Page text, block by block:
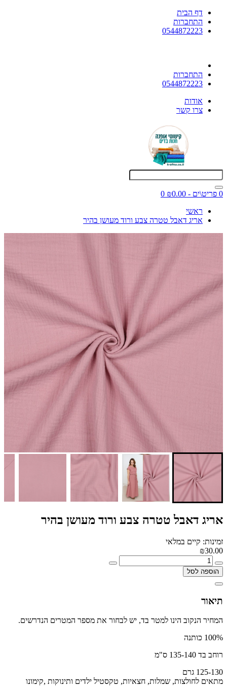
דף הבית
התחברות
0544872223
התחברות
0544872223
אודות
צרו קשר
0 פריט\ים - ₪0.00
0
ראשי
אריג דאבל טטרה צבע ורוד מעושן בהיר
אריג דאבל טטרה צבע ורוד מעושן בהיר
זמינות: קיים במלאי
₪30.00
הוספה לסל
תיאור
המחיר הנקוב הינו למטר בד, יש לבחור את מספר המטרים הנדרשים.
100% כותנה
רוחב בד 135-140 ס"מ
125-130 גרם
מתאים לחולצות, שמלות, חצאיות, טקסטיל ילדים ותינוקות ,קימונו